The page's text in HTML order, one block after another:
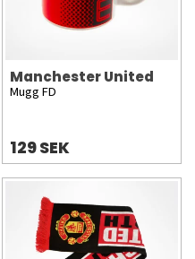
Manchester United
Mugg FD
129 SEK